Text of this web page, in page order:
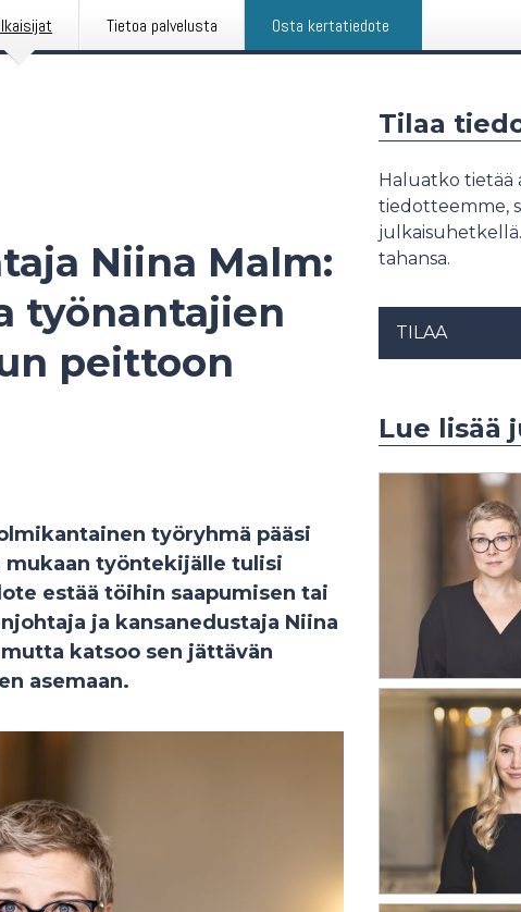
Tietoa palvelusta Osta kertatiedote
Niina Malm:
työnantajien
peittoon
työryhmä pääsi
mukaan työntekijälle tulisi
estää töihin saapumisen tai
ja kansanedustaja Niina
katsoo sen jättävän
asemaan.
Tilaa
Haluatko tietää
tiedotteemme,
tahansa.
TILAA
Lue lisää